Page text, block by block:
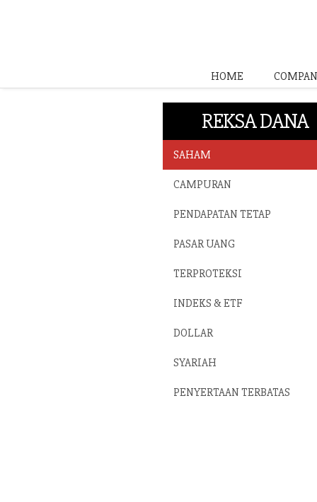
HOME
REKSA DANA
SAHAM
CAMPURAN
PENDAPATAN TETAP
PASAR UANG
TERPROTEKSI
INDEKS & ETF
DOLLAR
SYARIAH
PENYERTAAN TERBATAS